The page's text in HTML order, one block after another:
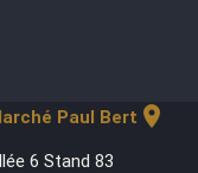
Paul Bert location_on
6 Stand 83